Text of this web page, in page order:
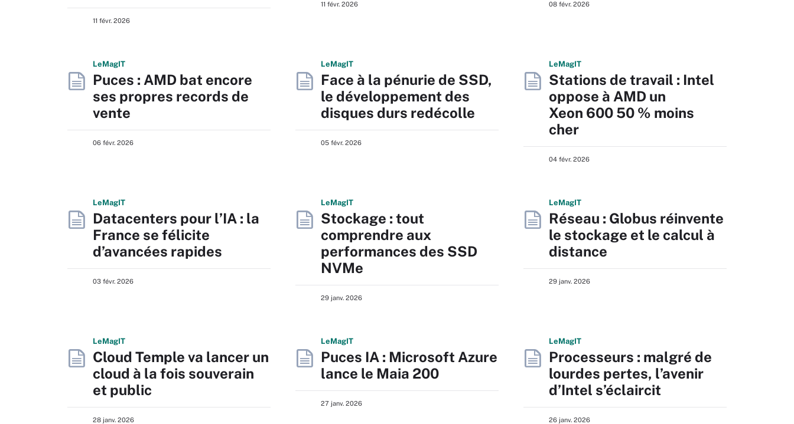
11 févr. 2026
11 févr. 2026 08 févr. 2026
LeMagIT
Puces : AMD bat encore
ses propres records de
vente
06 févr. 2026
LeMagIT
Face à la pénurie de SSD,
le développement des
disques durs redécolle
05 févr. 2026
LeMagIT
Stations de travail : Intel
oppose à AMD un
Xeon 600 50 % moins
cher
04 févr. 2026
LeMagIT
Datacenters pour l’IA : la
France se félicite
d’avancées rapides
03 févr. 2026
LeMagIT
Stockage : tout
comprendre aux
performances des SSD
NVMe
29 janv. 2026
LeMagIT
Réseau : Globus réinvente
le stockage et le calcul à
distance
29 janv. 2026
LeMagIT
Cloud Temple va lancer un
cloud à la fois souverain
et public
28 janv. 2026
LeMagIT
Puces IA : Microsoft Azure
lance le Maia 200
27 janv. 2026
LeMagIT
Processeurs : malgré de
lourdes pertes, l’avenir
d’Intel s’éclaircit
26 janv. 2026